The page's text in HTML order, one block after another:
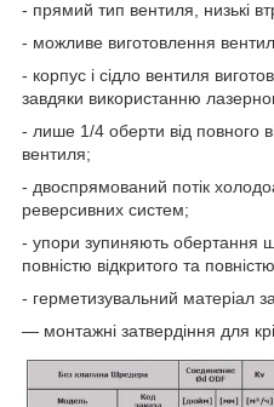
- прямий тип вентиля, низькі
- можливе виготовлення
- корпус і сідло вентиля
завдяки використанню
- лише 1/4 оберти від повного
вентиля;
- двоспрямований потік
реверсивних систем;
- упори зупиняють обертання
повністю відкритого та
- герметизувальний матеріал
— монтажні затвердіння для